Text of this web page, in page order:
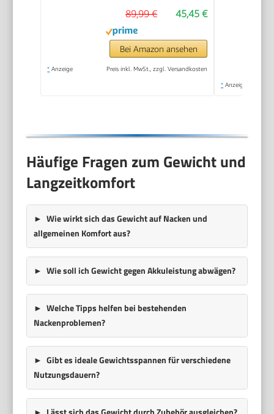
45,45 €
89,99 €
Bei Amazon ansehen
* Anzeige Preis inkl. MwSt., zzgl. Versandkosten
* Anzeige
Häufige Fragen zum Gewicht und
Langzeitkomfort
Wie wirkt sich das Gewicht auf Nacken und
allgemeinen Komfort aus?
Wie soll ich Gewicht gegen Akkuleistung abwägen?
Welche Tipps helfen bei bestehenden
Nackenproblemen?
Gibt es ideale Gewichtsspannen für verschiedene
Nutzungsdauern?